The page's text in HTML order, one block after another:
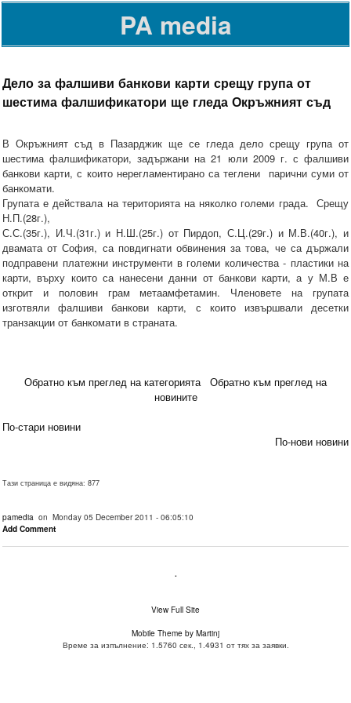
PA media
Дело за фалшиви банкови карти срещу група от
шестима фалшификатори ще гледа Окръжният съд
В Окръжният съд в Пазарджик ще се гледа дело срещу група от
шестима фалшификатори, задържани на 21 юли 2009 г. с фалшиви
банкови карти, с които нерегламентирано са теглени парични суми от
банкомати.
Групата е действала на територията на няколко големи града. Срещу
Н.П.(28г.),
С.С.(35г.), И.Ч.(31г.) и Н.Ш.(25г.) от Пирдоп, С.Ц.(29г.) и М.В.(40г.), и
двамата от София, са повдигнати обвинения за това, че са държали
подправени платежни инструменти в големи количества - пластики на
карти, върху които са нанесени данни от банкови карти, а у М.В е
открит и половин грам метаамфетамин. Членовете на групата
изготвяли фалшиви банкови карти, с които извършвали десетки
транзакции от банкомати в страната.
Обратно към преглед на категорията
Обратно към преглед на
новините
По-стари новини
По-нови новини
Тази страница е видяна: 877
pamedia on Monday 05 December 2011 - 06:05:10
Add Comment
.
View Full Site
Mobile Theme by Martinj
Време за изпълнение: 1.5760 сек., 1.4931 от тях за заявки.